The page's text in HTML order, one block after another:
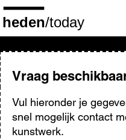
Overslaan
en
naar
inhoud
gaanVraag
Vul hieronder je
snel mogelijk contact
kunstwerk.